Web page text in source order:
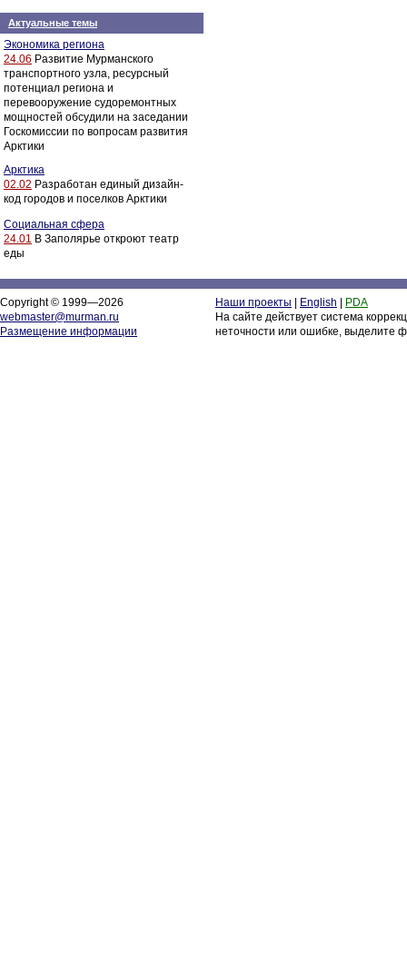
Актуальные темы
Экономика региона
24.06 Развитие Мурманского
транспортного узла, ресурсный
потенциал региона и
перевооружение судоремонтных
мощностей обсудили на заседании
Госкомиссии по вопросам развития
Арктики
Арктика
02.02 Разработан единый дизайн-
код городов и поселков Арктики
Социальная сфера
24.01 В Заполярье откроют театр
еды
Copyright © 1999—2026
webmaster@murman.ru
Размещение информации
Наши проекты English
PDA
На сайте действует система
неточности или ошибке, выделите